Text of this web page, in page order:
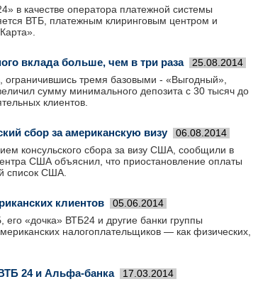
в качестве оператора платежной системы
ВТБ, платежным клиринговым центром и
вклада больше, чем в три раза 25.08.2014
ограничившись тремя базовыми - «Выгодный»,
сумму минимального депозита с 30 тысяч до
клиентов.
сбор за американскую визу 06.08.2014
консульского сбора за визу США, сообщили в
США объяснил, что приостановление оплаты
список США.
клиентов 05.06.2014
«дочка» ВТБ24 и другие банки группы
налогоплательщиков — как физических,
24 и Альфа-банка 17.03.2014